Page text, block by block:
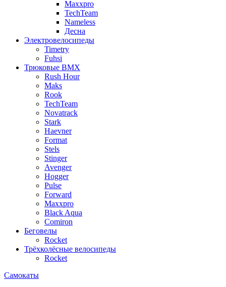
Maxxpro
TechTeam
Nameless
Десна
Электровелосипеды
Timetry
Fuhsi
Трюковые BMX
Rush Hour
Maks
Rook
TechTeam
Novatrack
Stark
Haevner
Format
Stels
Stinger
Avenger
Hogger
Pulse
Forward
Maxxpro
Black Aqua
Comiron
Беговелы
Rocket
Трёхколёсные велосипеды
Rocket
Самокаты